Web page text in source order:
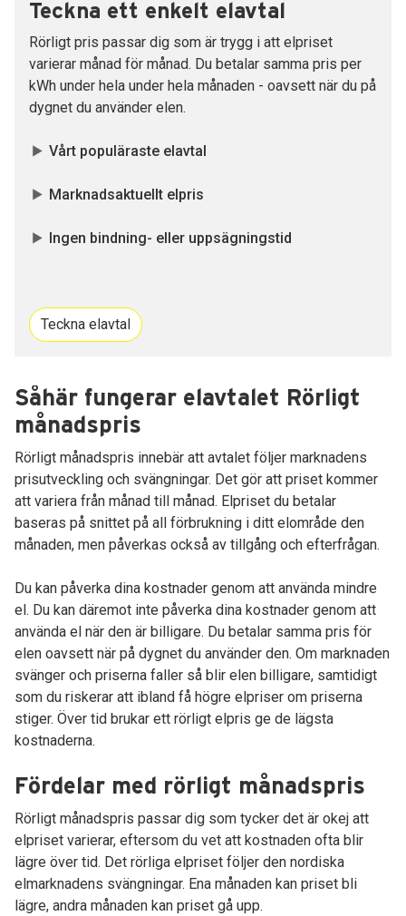
Teckna ett enkelt elavtal
Rörligt pris passar dig som är trygg i att elpriset
varierar månad för månad. Du betalar samma pris per
kWh under hela under hela månaden - oavsett när du på
dygnet du använder elen.
Vårt populäraste elavtal
Marknadsaktuellt elpris
Ingen bindning- eller uppsägningstid
Teckna elavtal
Såhär fungerar elavtalet Rörligt
månadspris
Rörligt månadspris innebär att avtalet följer marknadens
prisutveckling och svängningar. Det gör att priset kommer
att variera från månad till månad. Elpriset du betalar
baseras på snittet på all förbrukning i ditt elområde den
månaden, men påverkas också av tillgång och efterfrågan.
Du kan påverka dina kostnader genom att använda mindre
el. Du kan däremot inte påverka dina kostnader genom att
använda el när den är billigare. Du betalar samma pris för
elen oavsett när på dygnet du använder den. Om marknaden
svänger och priserna faller så blir elen billigare, samtidigt
som du riskerar att ibland få högre elpriser om priserna
stiger. Över tid brukar ett rörligt elpris ge de lägsta
kostnaderna.
Fördelar med rörligt månadspris
Rörligt månadspris passar dig som tycker det är okej att
elpriset varierar, eftersom du vet att kostnaden ofta blir
lägre över tid. Det rörliga elpriset följer den nordiska
elmarknadens svängningar. Ena månaden kan priset bli
lägre, andra månaden kan priset gå upp.